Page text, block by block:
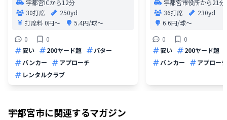
宇都宮ICから12分
30打席
250yd
打席料0円〜
5.4円/球〜
0
0
安い
200ヤード超
パター
バンカー
アプローチ
レンタルクラブ
宇都宮市役所から21分
36打席
230yd
6.6円/球〜
0
0
安い
200ヤード超
バンカー
アプローチ
宇都宮市に関連するマガジン